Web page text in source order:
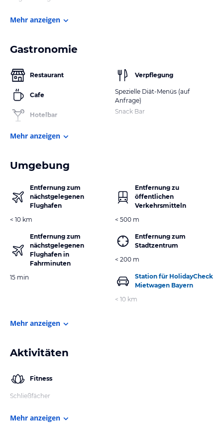
Mehr anzeigen
Gastronomie
Restaurant
Cafe
Hotelbar
Verpflegung
Spezielle Diät-Menüs (auf
Anfrage)
Snack Bar
Mehr anzeigen
Umgebung
Entfernung zum
nächstgelegenen
Flughafen
< 10 km
Entfernung zum
nächstgelegenen
Flughafen in
Fahrminuten
15 min
Entfernung zu
öffentlichen
Verkehrsmitteln
< 500 m
Entfernung zum
Stadtzentrum
< 200 m
Station für HolidayCheck
Mietwagen Bayern
< 10 km
Mehr anzeigen
Aktivitäten
Fitness
Schließfächer
Mehr anzeigen